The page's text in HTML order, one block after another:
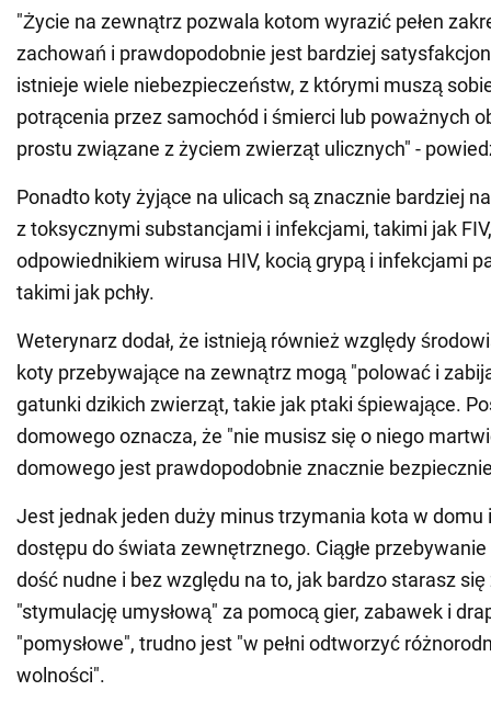
"Życie na zewnątrz pozwala kotom wyrazić pełen
zachowań i prawdopodobnie jest bardziej
istnieje wiele niebezpieczeństw, z którymi muszą
potrącenia przez samochód i śmierci lub poważnych
prostu związane z życiem zwierząt ulicznych" -
Ponadto koty żyjące na ulicach są znacznie bardziej
z toksycznymi substancjami i infekcjami, takimi jak
odpowiednikiem wirusa HIV, kocią grypą i infekcjami
takimi jak pchły.
Weterynarz dodał, że istnieją również względy
koty przebywające na zewnątrz mogą "polować i
gatunki dzikich zwierząt, takie jak ptaki śpiewające.
domowego oznacza, że "nie musisz się o niego
domowego jest prawdopodobnie znacznie
Jest jednak jeden duży minus trzymania kota w domu
dostępu do świata zewnętrznego. Ciągłe
dość nudne i bez względu na to, jak bardzo starasz
"stymulację umysłową" za pomocą gier, zabawek i
"pomysłowe", trudno jest "w pełni odtworzyć
wolności".